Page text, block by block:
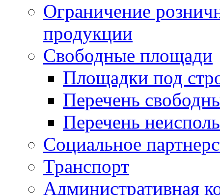
Ограничение
продукции
Свободные площади
Площадки под
Перечень
Перечень
Социальное
Транспорт
Административная